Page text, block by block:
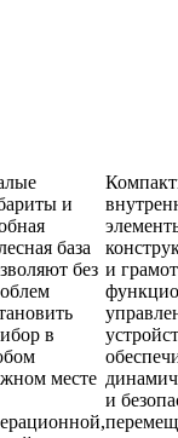
и
база
без
в
месте
и
и